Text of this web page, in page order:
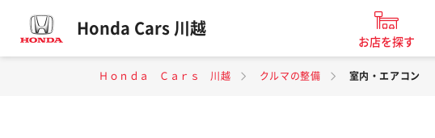
Honda Cars 川越
お店を探す
Ｈｏｎｄａ Ｃａｒｓ 川越 クルマの整備 室内・エアコン